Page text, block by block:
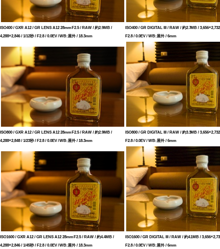
ISO400 / GXR A12 / GR LENS A12 28mm F2.5 / RAW / 約2.9MB /
4,288×2,846 / 1/12秒 / F2.8 / 0.0EV / WB:屋外 / 18.3mm
ISO400 / GR DIGITAL III / RAW / 約2.7MB /
F2.8 / 0.0EV / WB:屋外 / 6mm
ISO800 / GXR A12 / GR LENS A12 28mm F2.5 / RAW / 約2.9MB /
4,288×2,848 / 1/23秒 / F2.8 / 0.0EV / WB:屋外 / 18.3mm
ISO800 / GR DIGITAL III / RAW / 約3.3MB /
F2.8 / 0.0EV / WB:屋外 / 6mm
ISO1600 / GXR A12 / GR LENS A12 28mm F2.5 / RAW / 約4.4MB /
4,288×2,846 / 1/45秒 / F2.8 / 0.0EV / WB:屋外 / 18.3mm
ISO1600 / GR DIGITAL III / RAW / 約4.1MB /
F2.8 / 0.0EV / WB:屋外 / 6mm